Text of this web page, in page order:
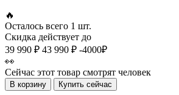
🔥
Осталось всего 1 шт.
Скидка действует до
39 990 ₽ 43 990 ₽ -4000₽
👀
Сейчас этот товар смотрят человек
В корзину Купить сейчас